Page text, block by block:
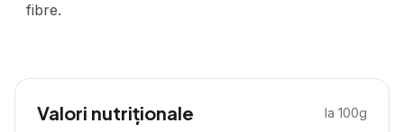
fibre.
Valori nutriționale la 100g